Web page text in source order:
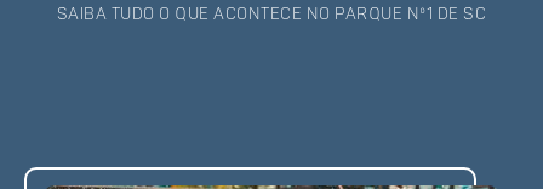
Saiba tudo o que acontece no Parque nº1 de SC